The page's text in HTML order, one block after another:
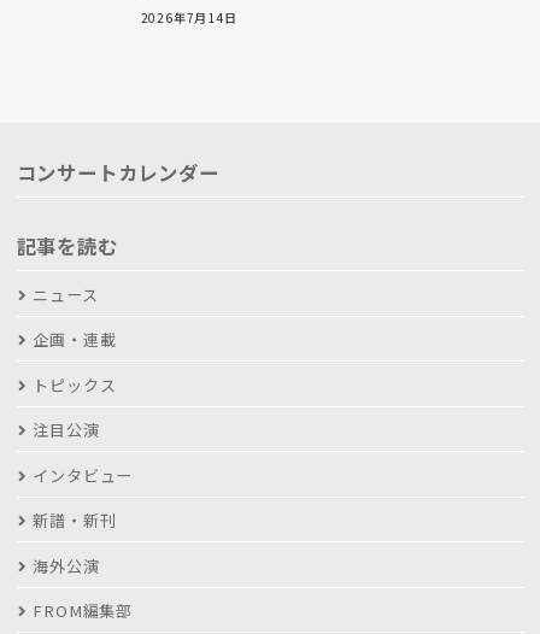
2026年7月14日
コンサートカレンダー
記事を読む
ニュース
企画・連載
トピックス
注目公演
インタビュー
新譜・新刊
海外公演
FROM編集部